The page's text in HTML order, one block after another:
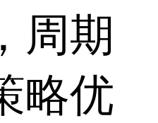
周期
略优